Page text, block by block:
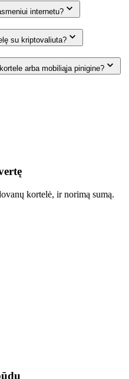
internetu?
su kriptovaliuta?
arba mobiliąja pinigine?
kortelė, ir norimą sumą.